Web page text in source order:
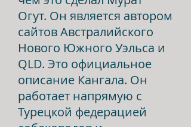
Огут. Он является автором
сайтов Австралийского
Нового Южного Уэльса и
QLD. Это официальное
описание Кангала. Он
работает напрямую с
Турецкой федерацией